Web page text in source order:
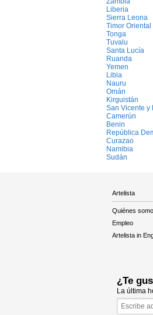
Liberia
Sierra Leona
Timor Oriental
Tonga
Tuvalu
Santa Lucía
Ruanda
Yemen
Libia
Nauru
Omán
Kirguistán
San Vicente y
Camerún
Benin
República
Curazao
Namibia
Sudán
Artelista
Quiénes
Empleo
Artelista in
¿Te
La última